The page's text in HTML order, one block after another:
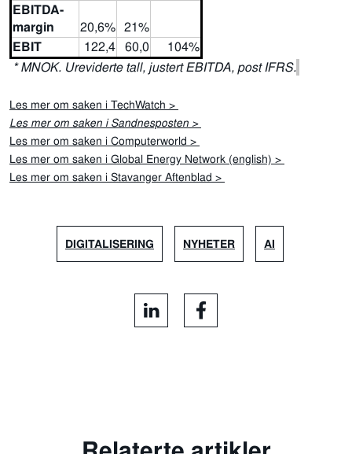
EBITDA-
margin
20,6% 21%
EBIT 122,4 60,0
104%
* MNOK. Ureviderte tall, justert EBITDA, post IFRS.
Les mer om saken i TechWatch >
Les mer om saken i Sandnesposten >
Les mer om saken i Computerworld >
Les mer om saken i Global Energy Network (english) >
Les mer om saken i Stavanger Aftenblad >
DIGITALISERING NYHETER AI